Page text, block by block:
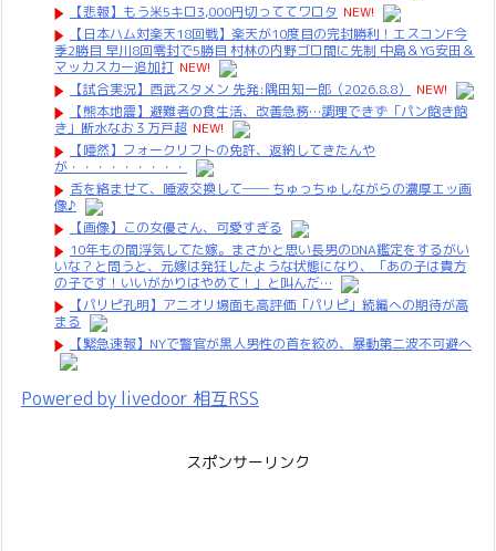
【悲報】もう米5キロ3,000円切っててワロタ NEW!
【日本ハム対楽天18回戦】楽天が10度目の完封勝利！エスコンF今
季2勝目 早川8回零封で5勝目 村林の内野ゴロ間に先制 中島＆YG安田＆
マッカスカー追加打 NEW!
【試合実況】西武スタメン 先発:隅田知一郎（2026.8.8）
NEW!
【熊本地震】避難者の食生活、改善急務…調理できず「パン飽き飽
き」断水なお３万戸超 NEW!
【唖然】フォークリフトの免許、返納してきたんや
が・・・・・・・・・
舌を絡ませて、唾液交換して── ちゅっちゅしながらの濃厚エッ画
像♪
【画像】この女優さん、可愛すぎる
10年もの間浮気してた嫁。まさかと思い長男のDNA鑑定をするがい
いな？と問うと、元嫁は発狂したような状態になり、「あの子は貴方
の子です！いいがかりはやめて！」と叫んだ…
【パリピ孔明】アニオリ場面も高評価「パリピ」続編への期待が高
まる
【緊急速報】NYで警官が黒人男性の首を絞め、暴動第二波不可避へ
Powered by livedoor 相互RSS
スポンサーリンク